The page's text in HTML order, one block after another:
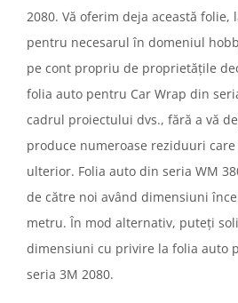
2080. Vă oferim deja această
pentru necesarul în domeniul
pe cont propriu de proprietățile
folia auto pentru Car Wrap din
cadrul proiectului dvs., fără a vă
produce numeroase reziduuri
ulterior. Folia auto din seria WM
de către noi având dimensiuni
metru. În mod alternativ, puteți
dimensiuni cu privire la folia auto
seria 3M 2080.